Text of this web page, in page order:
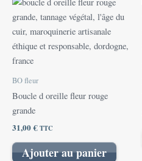
BO fleur
Boucle d oreille fleur rouge
grande
31,00€TTC
Ajouter au panier